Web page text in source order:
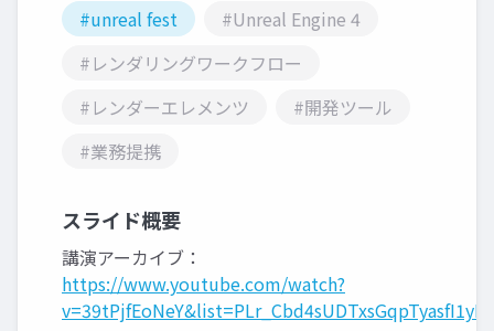
#unreal fest
#Unreal Engine 4
#レンダリングワークフロー
#レンダーエレメンツ
#開発ツール
#業務提携
スライド概要
講演アーカイブ：
https://www.youtube.com/watch?